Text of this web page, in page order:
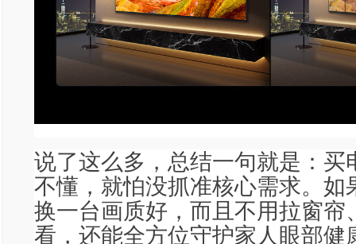
说了这么多，总结一句就是：买
不懂，就怕没抓准核心需求。如
换一台画质好，而且不用拉窗帘
看，还能全方位守护家人眼部健